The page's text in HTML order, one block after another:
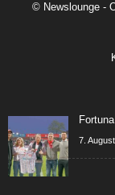
© Newslounge -
7.